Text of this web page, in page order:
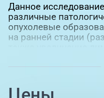
Данное
различные
опухолевые
на ранней стадии
также увеличение
своевременно